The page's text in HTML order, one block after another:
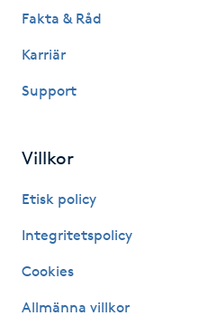
Huduppstramning
Hyaluronsyra
Hyperhidros
Fakta & Råd
Karriär
Support
Villkor
Etisk policy
Integritetspolicy
Cookies
Allmänna villkor